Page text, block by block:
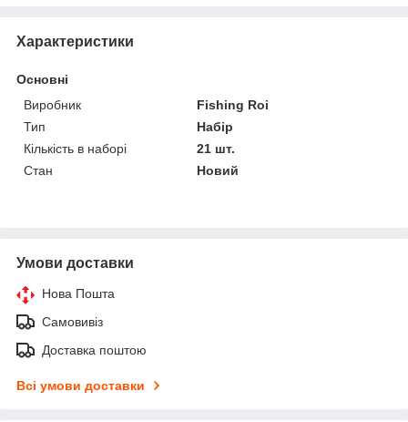
Характеристики
Основні
Виробник
Fishing Roi
Тип
Набір
Кількість в наборі
21 шт.
Стан
Новий
Умови доставки
Нова Пошта
Самовивіз
Доставка поштою
Всі умови доставки